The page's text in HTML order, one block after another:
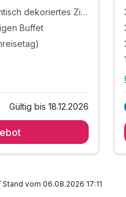
2 Übernachtungen im romantisch dekoriertes Zimmer
Buffet
Buffet
Gültig bis 18.12.2026
vom 06.08.2026 17:11